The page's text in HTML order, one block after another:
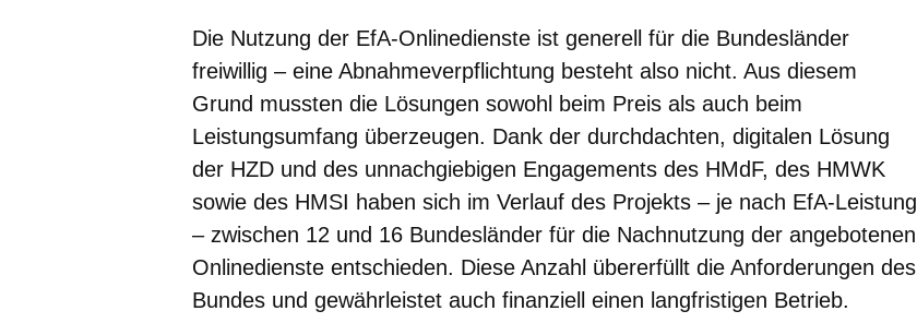
Die Nutzung der EfA-Onlinedienste ist generell für die Bundesländer
freiwillig – eine Abnahmeverpflichtung besteht also nicht. Aus diesem
Grund mussten die Lösungen sowohl beim Preis als auch beim
Leistungsumfang überzeugen. Dank der durchdachten, digitalen Lösung
der HZD und des unnachgiebigen Engagements des HMdF, des HMWK
sowie des HMSI haben sich im Verlauf des Projekts – je nach EfA-Leistung
– zwischen 12 und 16 Bundesländer für die Nachnutzung der angebotenen
Onlinedienste entschieden. Diese Anzahl übererfüllt die Anforderungen des
Bundes und gewährleistet auch finanziell einen langfristigen Betrieb.